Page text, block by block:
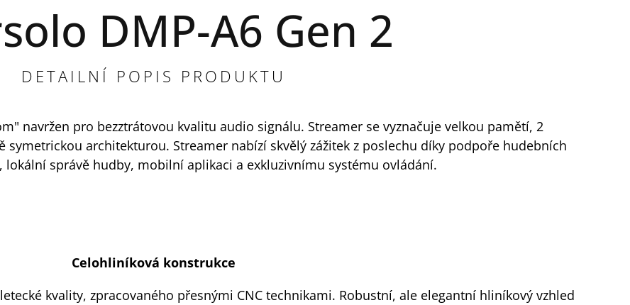
DMP-A6 Gen 2
DETAILNÍ POPIS PRODUKTU
navržen pro bezztrátovou kvalitu audio signálu. Streamer se vyznačuje velkou pamětí, 2
symetrickou architekturou. Streamer nabízí skvělý zážitek z poslechu díky podpoře hudebních
lokální správě hudby, mobilní aplikaci a exkluzivnímu systému ovládání.
Celohliníková konstrukce
kvality, zpracovaného přesnými CNC technikami. Robustní, ale elegantní hliníkový vzhled